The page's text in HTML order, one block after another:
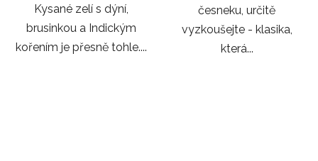
Kysané zelí s dýní,
brusinkou a Indickým
kořením je přesně tohle....
česneku, určitě
vyzkoušejte - klasika,
která...